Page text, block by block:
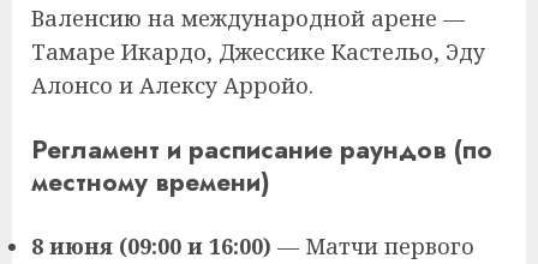
Валенсию на международной арене —
Тамаре Икардо, Джессике Кастельо, Эду
Алонсо и Алексу Арройо.
Регламент и расписание раундов (по
местному времени)
8 июня (09:00 и 16:00) — Матчи первого